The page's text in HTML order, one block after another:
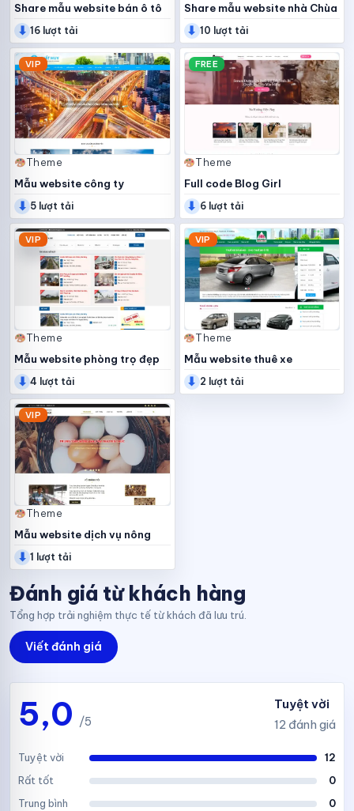
Share mẫu website bán ô tô
⬇ 16 lượt tải
Share mẫu website nhà Chùa
⬇ 10 lượt tải
VIP
Theme
Mẫu website công ty
⬇ 5 lượt tải
FREE
Theme
Full code Blog Girl
⬇ 6 lượt tải
VIP
Theme
Mẫu website phòng trọ đẹp
⬇ 4 lượt tải
VIP
Theme
Mẫu website thuê xe
⬇ 2 lượt tải
VIP
Theme
Mẫu website dịch vụ nông
nghiệp
⬇ 1 lượt tải
Đánh giá từ khách hàng
Tổng hợp trải nghiệm thực tế từ khách đã lưu trú.
Viết đánh giá
5,0 /5
Tuyệt vời
12 đánh giá
Tuyệt vời
12
Rất tốt
0
Trung bình
0